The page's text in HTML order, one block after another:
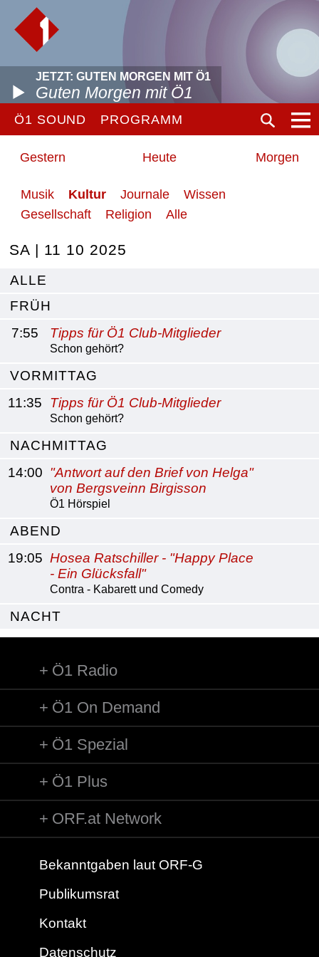
JETZT: GUTEN MORGEN MIT Ö1
Guten Morgen mit Ö1
Ö1 SOUND PROGRAMM
Gestern Heute Morgen
Musik Kultur Journale
Wissen
Gesellschaft
Religion Alle
SA | 11 10 2025
ALLE
FRÜH
7:55
Tipps für Ö1 Club-Mitglieder
Schon gehört?
VORMITTAG
11:35
Tipps für Ö1 Club-Mitglieder
Schon gehört?
NACHMITTAG
14:00 "Antwort auf den Brief von Helga"
von Bergsveinn Birgisson
Ö1 Hörspiel
ABEND
19:05 Hosea Ratschiller - "Happy Place
- Ein Glücksfall"
Contra - Kabarett und Comedy
NACHT
Ö1 Radio
Ö1 On Demand
Ö1 Spezial
Ö1 Plus
ORF.at Network
Bekanntgaben laut ORF-G
Publikumsrat
Kontakt
Datenschutz